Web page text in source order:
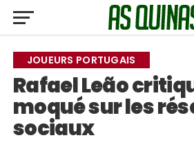
JOUEURS PORTUGAIS
Rafael Leão
moqué sur les
sociaux